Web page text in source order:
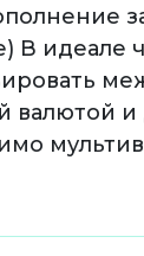
В идеале
валютой